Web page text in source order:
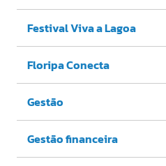
Festival Viva a Lagoa
Floripa Conecta
Gestão
Gestão financeira